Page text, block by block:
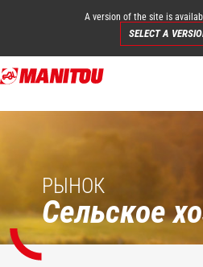
Перейти
к
A version of the site is
SELECT A
РЫНОК
Сельское